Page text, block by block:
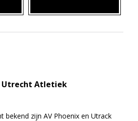
Utrecht Atletiek
bekend zijn AV Phoenix en Utrack